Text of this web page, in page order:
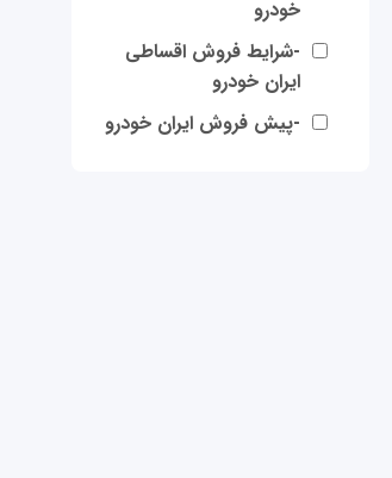
خودرو
-شرایط فروش اقساطی
ایران خودرو
-پیش فروش ایران خودرو